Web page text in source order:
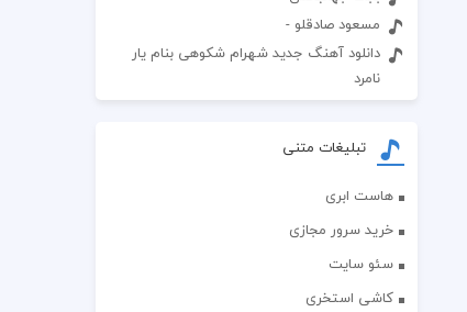
مسعود صادقلو -
دانلود آهنگ جدید شهرام شکوهی بنام یار
نامرد
تبلیغات متنی
هاست ابری
خرید سرور مجازی
سئو سایت
کاشی استخری